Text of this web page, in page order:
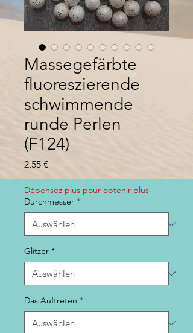
Massegefärbte
fluoreszierende
schwimmende
runde Perlen
(F124)
2,55 €
Dépensez plus pour obtenir plus
Durchmesser *
Glitzer *
Das Auftreten *